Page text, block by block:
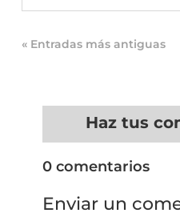
« Entradas más antiguas
Haz tus
0 comentarios
Enviar un